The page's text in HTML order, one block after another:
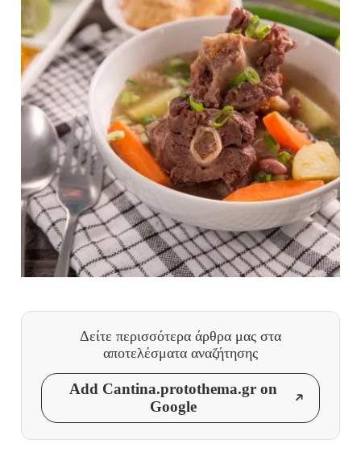
Δείτε περισσότερα άρθρα μας στα
αποτελέσματα αναζήτησης
Add Cantina.protothema.gr on
Google